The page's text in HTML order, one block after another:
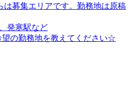
は募集エリアです。勤務地は原稿
発寒駅など
の勤務地を教えてください☆